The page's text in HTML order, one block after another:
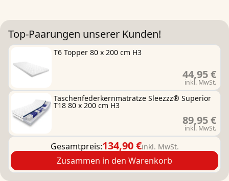
Top-Paarungen unserer Kunden!
T6 Topper 80 x 200 cm H3
44,95 €
inkl. MwSt.
Taschenfederkernmatratze Sleezzz® Superior
T18 80 x 200 cm H3
89,95 €
inkl. MwSt.
Gesamtpreis:134,90 €inkl. MwSt.
Zusammen in den Warenkorb